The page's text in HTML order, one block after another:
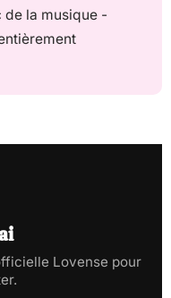
de la musique -
Lovense pour